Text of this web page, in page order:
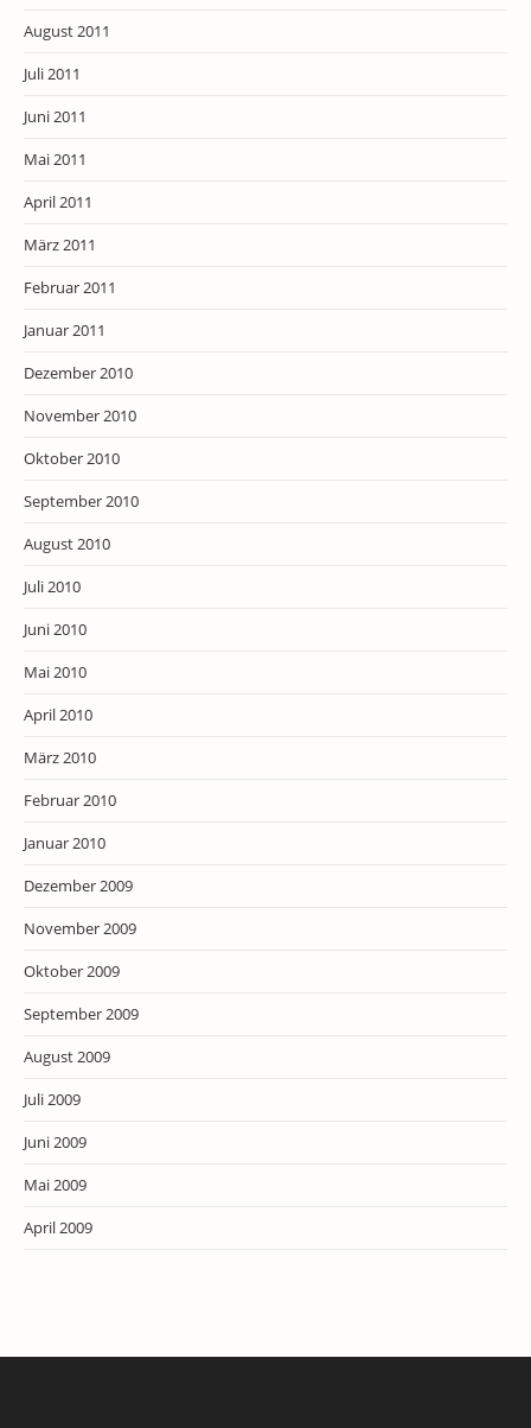
August 2011
Juli 2011
Juni 2011
Mai 2011
April 2011
März 2011
Februar 2011
Januar 2011
Dezember 2010
November 2010
Oktober 2010
September 2010
August 2010
Juli 2010
Juni 2010
Mai 2010
April 2010
März 2010
Februar 2010
Januar 2010
Dezember 2009
November 2009
Oktober 2009
September 2009
August 2009
Juli 2009
Juni 2009
Mai 2009
April 2009